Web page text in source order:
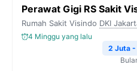
Perawat Gigi RS Sakit
Rumah Sakit Visindo DKI
4 Minggu yang lalu
2 Juta